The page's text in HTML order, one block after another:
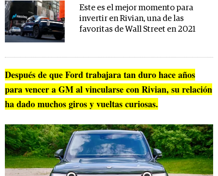
Este es el mejor momento para
invertir en Rivian, una de las
favoritas de Wall Street en 2021
Después de que Ford trabajara tan duro hace años
para vencer a GM al vincularse con Rivian, su relación
ha dado muchos giros y vueltas curiosas.